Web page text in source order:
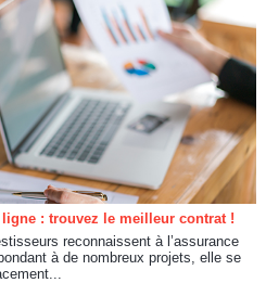
: trouvez le meilleur contrat !
reconnaissent à l’assurance
à de nombreux projets, elle se